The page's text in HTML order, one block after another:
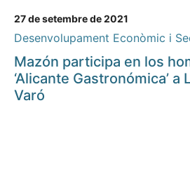
27 de setembre de 2021
Desenvolupament Econòmic i
Mazón participa en los
‘Alicante Gastronómica’
Varó